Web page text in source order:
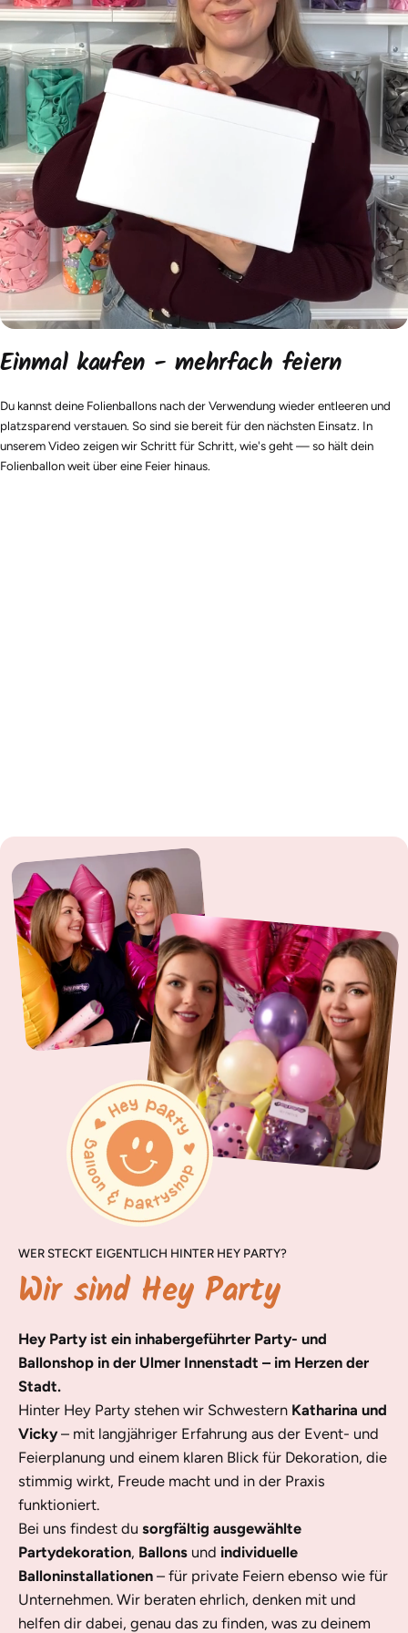
Einmal kaufen - mehrfach feiern
Du kannst deine Folienballons nach der Verwendung wieder entleeren und
platzsparend verstauen. So sind sie bereit für den nächsten Einsatz. In
unserem Video zeigen wir Schritt für Schritt, wie's geht — so hält dein
Folienballon weit über eine Feier hinaus.
WER STECKT EIGENTLICH HINTER HEY PARTY?
Wir sind Hey Party
Hey Party ist ein inhabergeführter Party- und
Ballonshop in der Ulmer Innenstadt – im Herzen der
Stadt.
Hinter Hey Party stehen wir Schwestern Katharina und
Vicky– mit langjähriger Erfahrung aus der Event- und
Feierplanung und einem klaren Blick für Dekoration, die
stimmig wirkt, Freude macht und in der Praxis
funktioniert.
Bei uns findest du sorgfältig ausgewählte
Partydekoration, Ballons und individuelle
Balloninstallationen – für private Feiern ebenso wie für
Unternehmen. Wir beraten ehrlich, denken mit und
helfen dir dabei, genau das zu finden, was zu deinem